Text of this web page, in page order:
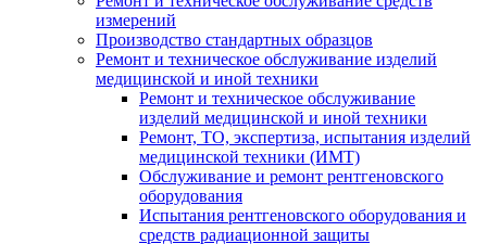
измерений
Производство стандартных образцов
Ремонт и техническое обслуживание изделий
медицинской и иной техники
Ремонт и техническое обслуживание
изделий медицинской и иной техники
Ремонт, ТО, экспертиза, испытания изделий
медицинской техники (ИМТ)
Обслуживание и ремонт рентгеновского
оборудования
Испытания рентгеновского оборудования и
средств радиационной защиты